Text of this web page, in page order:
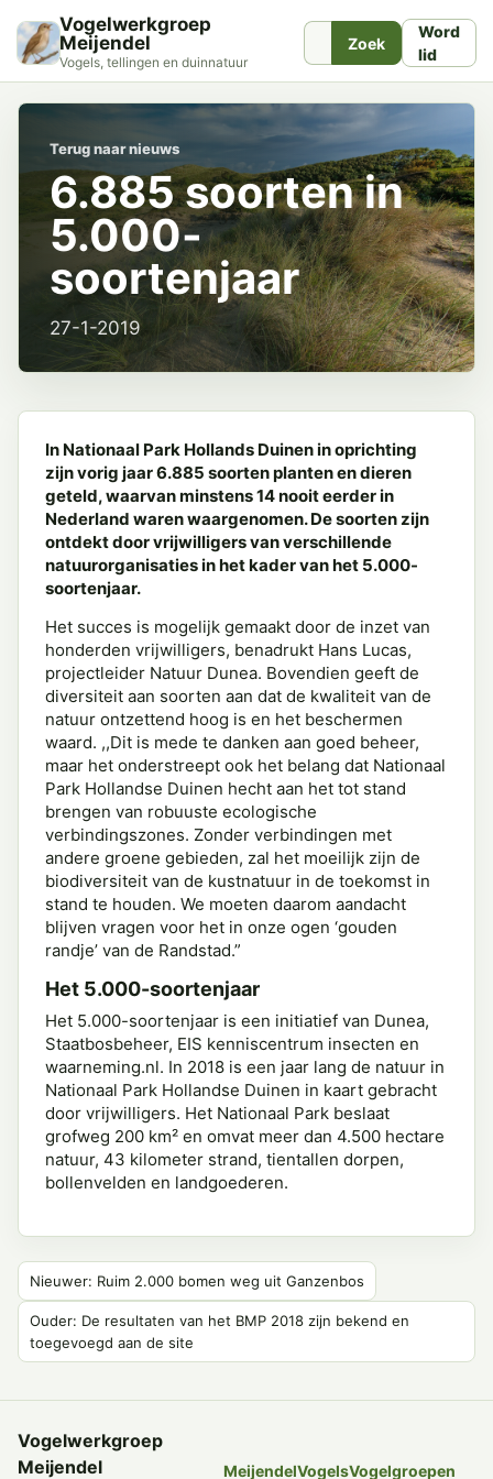
Vogelwerkgroep
Meijendel
Vogels, tellingen en duinnatuur
Zoek
Word
lid
Terug naar nieuws
6.885 soorten in
5.000-
soortenjaar
27-1-2019
In Nationaal Park Hollands Duinen in oprichting
zijn vorig jaar 6.885 soorten planten en dieren
geteld, waarvan minstens 14 nooit eerder in
Nederland waren waargenomen. De soorten zijn
ontdekt door vrijwilligers van verschillende
natuurorganisaties in het kader van het 5.000-
soortenjaar.
Het succes is mogelijk gemaakt door de inzet van
honderden vrijwilligers, benadrukt Hans Lucas,
projectleider Natuur Dunea. Bovendien geeft de
diversiteit aan soorten aan dat de kwaliteit van de
natuur ontzettend hoog is en het beschermen
waard. ,,Dit is mede te danken aan goed beheer,
maar het onderstreept ook het belang dat Nationaal
Park Hollandse Duinen hecht aan het tot stand
brengen van robuuste ecologische
verbindingszones. Zonder verbindingen met
andere groene gebieden, zal het moeilijk zijn de
biodiversiteit van de kustnatuur in de toekomst in
stand te houden. We moeten daarom aandacht
blijven vragen voor het in onze ogen ‘gouden
randje’ van de Randstad.”
Het 5.000-soortenjaar
Het 5.000-soortenjaar is een initiatief van Dunea,
Staatbosbeheer, EIS kenniscentrum insecten en
waarneming.nl. In 2018 is een jaar lang de natuur in
Nationaal Park Hollandse Duinen in kaart gebracht
door vrijwilligers. Het Nationaal Park beslaat
grofweg 200 km² en omvat meer dan 4.500 hectare
natuur, 43 kilometer strand, tientallen dorpen,
bollenvelden en landgoederen.
Nieuwer: Ruim 2.000 bomen weg uit Ganzenbos
Ouder: De resultaten van het BMP 2018 zijn bekend en
toegevoegd aan de site
Vogelwerkgroep
Meijendel
MeijendelVogelsVogelgroepen